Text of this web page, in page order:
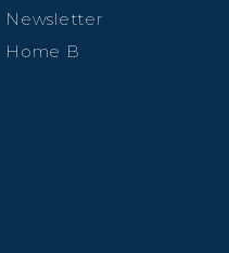
Newsletter
Home B